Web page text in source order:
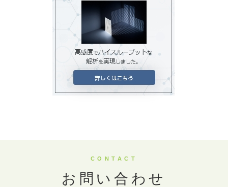
CONTACT
お問い合わせ